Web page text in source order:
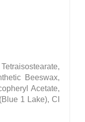
Beeswax,
Acetate,
1 Lake), CI